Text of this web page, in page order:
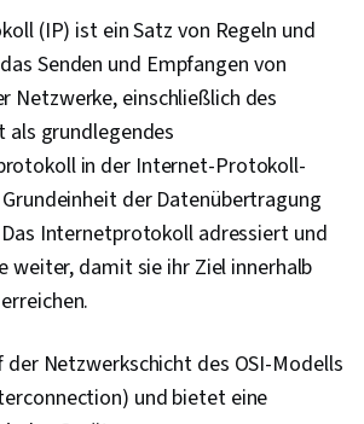
Linux, Intrusion
und Prävention, Cybersecurity,
Schwachstellen-
Bash (Skriptsprache), Web-
SQL, Python-Programmierung,
von Zwischenfällen,
Technische Kommunikation,
Daten-Ethik,
Intelligenz, AI-Arbeitsabläufe,
TCP/IP, Netzwerk-
(IP) ist ein Satz von Regeln und
Senden und Empfangen von
Netzwerke, einschließlich des
als grundlegendes
in der Internet-Protokoll-
der Datenübertragung
Internetprotokoll adressiert und
weiter, damit sie ihr Ziel innerhalb
Netzwerkschicht des OSI-Modells
und bietet eine